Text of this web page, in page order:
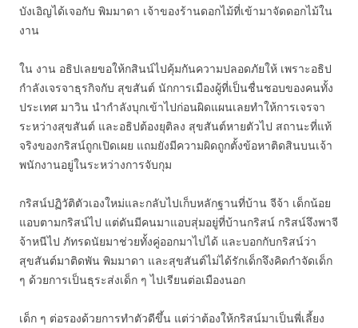
บังเอิญได้เจอกับ พิมมาดา เจ้าของร้านดอกไม้ที่เข้ามาจัดดอกไม้ใน
งาน
ใน งาน อธิปเลยขอให้กสินน์ไปคุ้มกันความปลอดภัยให้ เพราะอธิป
กำลังเจรจาธุรกิจกับ สุขสันต์ นักการเมืองผู้ที่เป็นชื่นชอบของคนทั้ง
ประเทศ มาวิน นำกำลังบุกเข้าไปก่อนผิดแผนเลยทำให้การเจรจา
ระหว่างสุขสันต์ และอธิปต้องยุติลง สุขสันต์หายตัวไป สถานะที่แท้
จริงของกริสน์ถูกเปิดเผย แถมยังมีความผิดถูกตั้งข้อหาติดสินบนเจ้า
พนักงานอยู่ในระหว่างการจับกุม
กริสน์ปฏิวัติตัวเองใหม่และกลับไปเก็บหลักฐานที่บ้าน จีจ้า เด็กน้อย
แอบตามกริสน์ไป แต่ดันมีคนมาแอบสุ่มอยู่ที่บ้านกริสน์ กริสน์จึงพาจี
จ้าหนีไป ภัทรดนัยมาช่วยทั้งคู่ออกมาไปได้ และบอกกับกริสน์ว่า
สุขสันต์มาติดพัน พิมมาดา และสุขสันต์ไม่ได้รักเด็กจึงคิดกำจัดเด็ก
ๆ ด้วยการเป็นธุระส่งเด็ก ๆ ไปเรียนต่อเมืองนอก
เด็ก ๆ ต่อรองด้วยการทำตัวดีขึ้น แต่ว่าต้องให้กริสน์มาเป็นพี่เลี้ยง